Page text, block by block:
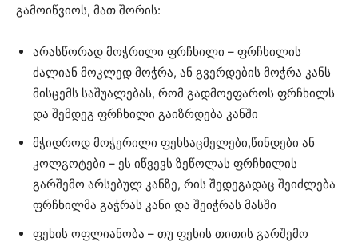
გამოიწვიოს, მათ შორის:
არასწორად მოჭრილი ფრჩხილი – ფრჩხილის
ძალიან მოკლედ მოჭრა, ან გვერდების მოჭრა კანს
მისცემს საშუალებას, რომ გადმოეფაროს ფრჩხილს
და შემდეგ ფრჩხილი გაიზრდება კანში
მჭიდროდ მოჭერილი ფეხსაცმელები,წინდები ან
კოლგოტები – ეს იწვევს ზეწოლას ფრჩხილის
გარშემო არსებულ კანზე, რის შედეგადაც შეიძლება
ფრჩხილმა გაჭრას კანი და შეიჭრას მასში
ფეხის ოფლიანობა – თუ ფეხის თითის გარშემო